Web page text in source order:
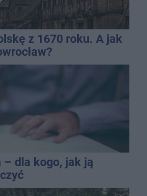
z 1670 roku. A jak
– dla kogo, jak ją